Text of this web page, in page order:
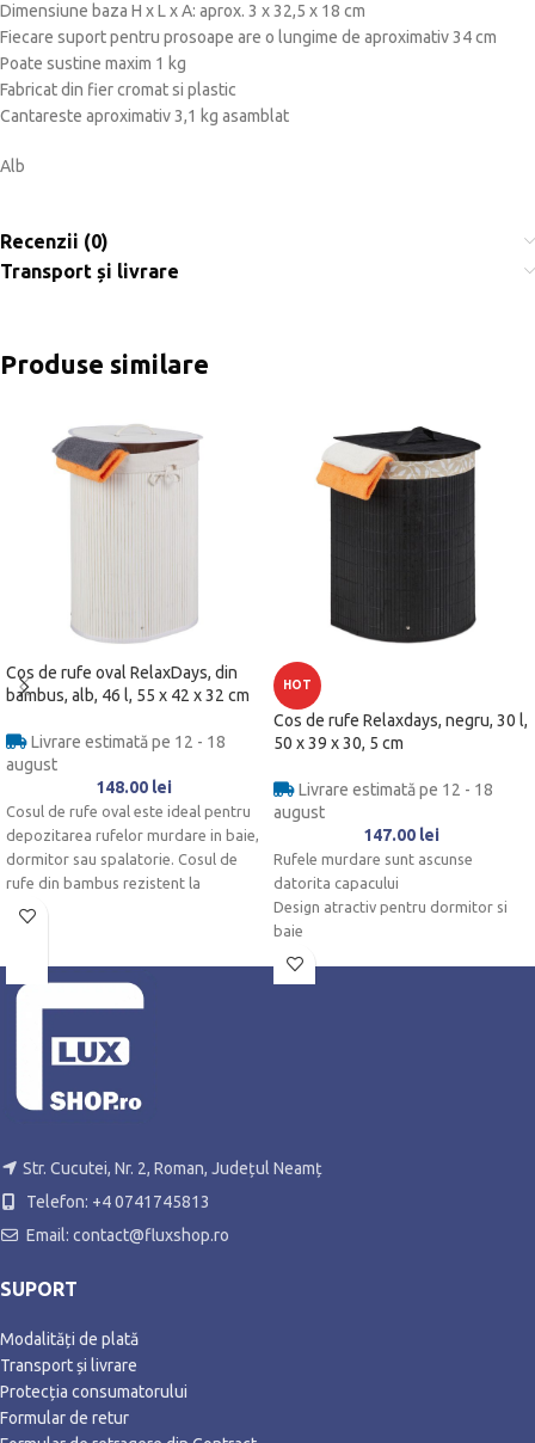
Dimensiune baza H x L x A: aprox. 3 x 32,5 x 18 cm
Fiecare suport pentru prosoape are o lungime de aproximativ 34 cm
Poate sustine maxim 1 kg
Fabricat din fier cromat si plastic
Cantareste aproximativ 3,1 kg asamblat
Alb
Recenzii (0)
Transport și livrare
Produse similare
Cos de rufe oval RelaxDays, din
bambus, alb, 46 l, 55 x 42 x 32 cm
Livrare estimată pe 12 - 18
august
148.00 lei
Cosul de rufe oval este ideal pentru
depozitarea rufelor murdare in baie,
dormitor sau spalatorie. Cosul de
rufe din bambus rezistent la
umezeala se imbina intotdeauna
HOT
Cos de rufe Relaxdays, negru, 30 l,
50 x 39 x 30, 5 cm
Livrare estimată pe 12 - 18
august
147.00 lei
Rufele murdare sunt ascunse
datorita capacului
Design atractiv pentru dormitor si
baie
Pliat in cativa pasi simpli
Str. Cucutei, Nr. 2, Roman, Județul Neamț
Telefon: +4 0741745813
Email: contact@fluxshop.ro
SUPORT
Modalități de plată
Transport și livrare
Protecția consumatorului
Formular de retur